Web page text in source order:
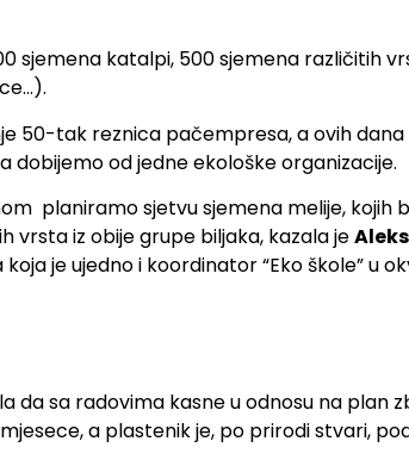
sjemena katalpi, 500 sjemena različitih
50-tak reznica pačempresa, a ovih
dobijemo od jedne ekološke organizacije.
planiramo sjetvu sjemena melije,
vrsta iz obije grupe biljaka, kazala je
koja je ujedno i koordinator “Eko škole”
da sa radovima kasne u odnosu na plan
a plastenik je, po prirodi stvari,